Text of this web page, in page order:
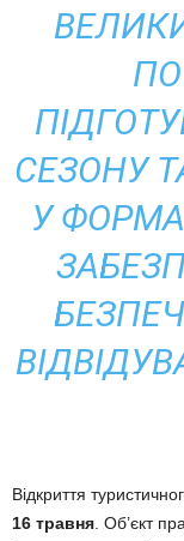
СЕЗОНУ
У
Відкриття
16 травня . Об’єкт